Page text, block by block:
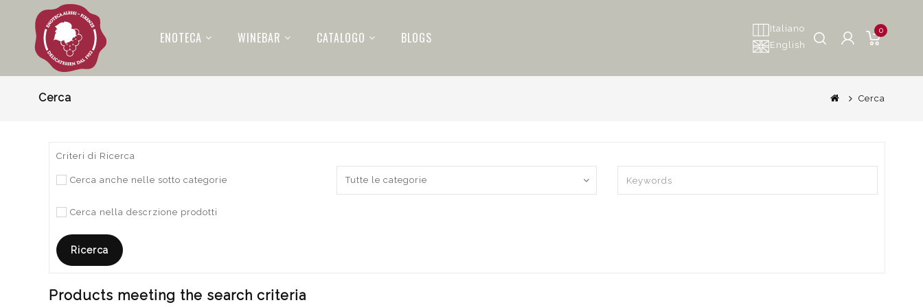
ENOTECA WINEBAR CATALOGO BLOGS
Italiano
English
0
Cerca Cerca
Criteri di Ricerca
Cerca anche nelle sotto categorie
Cerca nella descrzione prodotti
Products meeting the search criteria